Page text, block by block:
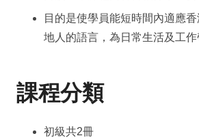
目的是使學員能短時間內適應
地人的語言，為日常生活及工作
課程分類
初級共2冊